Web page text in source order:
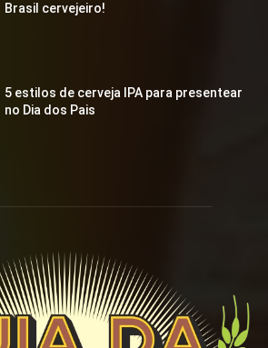
Brasil cervejeiro!
5 estilos de cerveja IPA para presentear
no Dia dos Pais